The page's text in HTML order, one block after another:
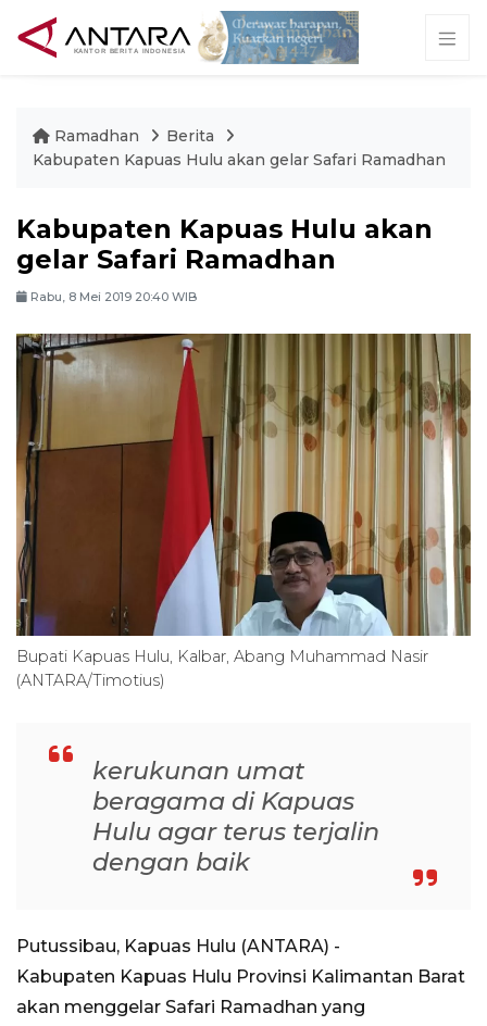
Ramadhan
Berita
Kabupaten Kapuas Hulu akan gelar Safari Ramadhan
Kabupaten Kapuas Hulu akan
gelar Safari Ramadhan
Rabu, 8 Mei 2019 20:40 WIB
Bupati Kapuas Hulu, Kalbar, Abang Muhammad Nasir
(ANTARA/Timotius)
kerukunan umat
beragama di Kapuas
Hulu agar terus terjalin
dengan baik
Putussibau, Kapuas Hulu (ANTARA) -
Kabupaten Kapuas Hulu Provinsi Kalimantan Barat
akan menggelar Safari Ramadhan yang